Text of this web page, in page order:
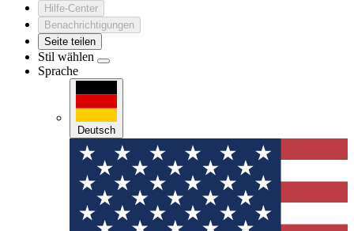
Hilfe-Center
Benachrichtigungen
Seite teilen
Stil wählen
Sprache
Deutsch